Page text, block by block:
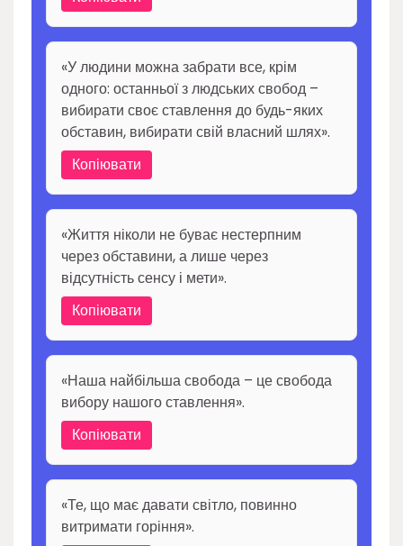
«У людини можна забрати все, крім
одного: останньої з людських свобод –
вибирати своє ставлення до будь-яких
обставин, вибирати свій власний шлях».
Копіювати
«Життя ніколи не буває нестерпним
через обставини, а лише через
відсутність сенсу і мети».
Копіювати
«Наша найбільша свобода – це свобода
вибору нашого ставлення».
Копіювати
«Те, що має давати світло, повинно
витримати горіння».